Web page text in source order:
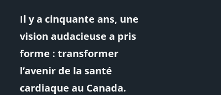
Il y a cinquante ans, une
vision audacieuse a pris
forme : transformer
l’avenir de la santé
cardiaque au Canada.